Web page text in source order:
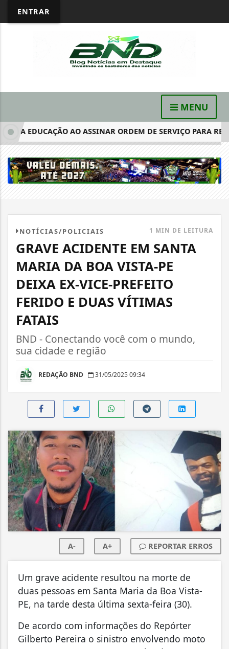
ENTRAR
MENU
A EDUCAÇÃO AO ASSINAR ORDEM DE SERVIÇO PARA
NOTÍCIAS/POLICIAIS 1 MIN DE LEITURA
GRAVE ACIDENTE EM SANTA
MARIA DA BOA VISTA-PE
DEIXA EX-VICE-PREFEITO
FERIDO E DUAS VÍTIMAS
FATAIS
BND - Conectando você com o mundo,
sua cidade e região
REDAÇÃO BND 31/05/2025 09:34
A- A+ REPORTAR ERROS
Um grave acidente resultou na morte de
duas pessoas em Santa Maria da Boa Vista-
PE, na tarde desta última sexta-feira (30).
De acordo com informações do Repórter
Gilberto Pereira o sinistro envolvendo moto